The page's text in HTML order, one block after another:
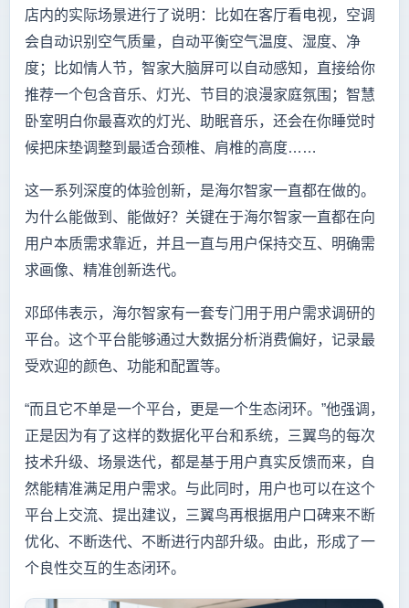
店内的实际场景进行了说明：比如在客厅看电视，空调
会自动识别空气质量，自动平衡空气温度、湿度、净
度；比如情人节，智家大脑屏可以自动感知，直接给你
推荐一个包含音乐、灯光、节目的浪漫家庭氛围；智慧
卧室明白你最喜欢的灯光、助眠音乐，还会在你睡觉时
候把床垫调整到最适合颈椎、肩椎的高度……
这一系列深度的体验创新，是海尔智家一直都在做的。
为什么能做到、能做好？关键在于海尔智家一直都在向
用户本质需求靠近，并且一直与用户保持交互、明确需
求画像、精准创新迭代。
邓邱伟表示，海尔智家有一套专门用于用户需求调研的
平台。这个平台能够通过大数据分析消费偏好，记录最
受欢迎的颜色、功能和配置等。
“而且它不单是一个平台，更是一个生态闭环。”他强调，
正是因为有了这样的数据化平台和系统，三翼鸟的每次
技术升级、场景迭代，都是基于用户真实反馈而来，自
然能精准满足用户需求。与此同时，用户也可以在这个
平台上交流、提出建议，三翼鸟再根据用户口碑来不断
优化、不断迭代、不断进行内部升级。由此，形成了一
个良性交互的生态闭环。